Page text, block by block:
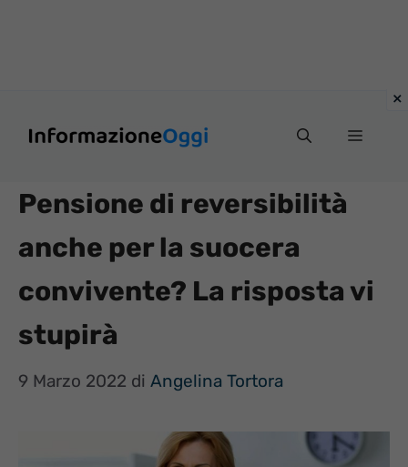
Menu
Pensione di reversibilità
anche per la suocera
convivente? La risposta vi
stupirà
9 Marzo 2022 di Angelina Tortora